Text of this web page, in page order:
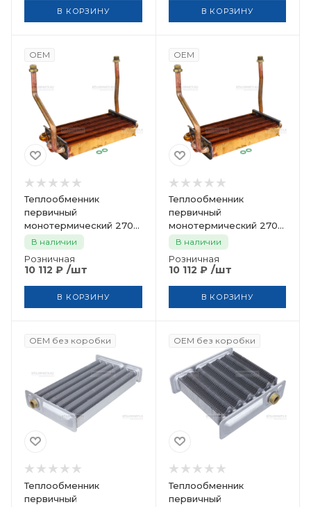
В КОРЗИНУ В КОРЗИНУ
OEM
Теплообменник
первичный
монотермический 270
мм BUDERUS
SaunierGPT 8737602994
В наличии
Розничная
10 112 ₽ /шт
В КОРЗИНУ
OEM
Теплообменник
первичный
монотермический 270
мм BUDERUS
SaunierGPT
87186439830
В наличии
Розничная
10 112 ₽ /шт
В КОРЗИНУ
OEM без коробки
Теплообменник
первичный
OEM без коробки
Теплообменник
первичный